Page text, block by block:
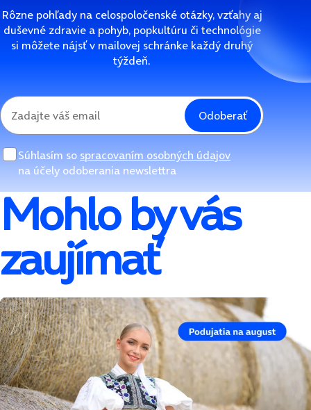
Rôzne pohľady na celospoločenské otázky, vzťahy aj
duševné zdravie a pohyb, popkultúru či technológie
si môžete nájsť v mailovej schránke každý druhý
týždeň.
Odoberať
Súhlasím so spracovaním osobných údajov
na účely odoberania newslettra
Mohlo by vás
zaujímať